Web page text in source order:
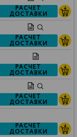
РАСЧЕТ
ДОСТАВКИ
РАСЧЕТ
ДОСТАВКИ
РАСЧЕТ
ДОСТАВКИ
РАСЧЕТ
ДОСТАВКИ
РАСЧЕТ
ДОСТАВКИ